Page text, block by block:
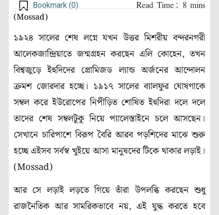
Bookmark (0)
(Mossad)
১৯২৪ সালের শেষ লগ্নে যখন উত্তর মিশরীয় বন্দরনগরী
আলেকজান্দ্রিয়াতে জন্মগ্রহন করছেন এলি কোহেন, তখন
বিশ্বজুড়ে ইহুদিদের প্রোমিজড ল্যান্ড অর্জনের আন্দোলন
ক্রমশ জোরদার হচ্ছে। ১৯১৭ সালের ব্যালফুর ঘোষণাকে
সম্বল করে ইউরোপের নিপীড়িত শোষিত ইহুদিরা দলে দলে
তাদের শেষ সম্বলটুকু নিয়ে প্যালেস্তাইনে চলে আসছেন।
সেখানে চারিপাশে বিরূপ বৈরি আরব পড়শিদের মাঝে শুরু
হচ্ছে এইসব সর্বস্ব খুইয়ে আসা মানুষদের টিকে থাকার লড়াই।
(Mossad)
আর সে লড়াই লড়তে গিয়ে তাঁরা উপলব্ধি করছেন শুধু
রাজনৈতিক আর সামরিকভাবে নয়, এই যুদ্ধ করতে হবে